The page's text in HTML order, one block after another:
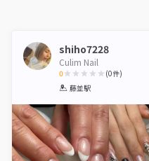
shiho7228
Culim Nail
0
1 2 3 4
(0件)
藤並駅